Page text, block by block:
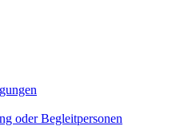
oder Begleitpersonen